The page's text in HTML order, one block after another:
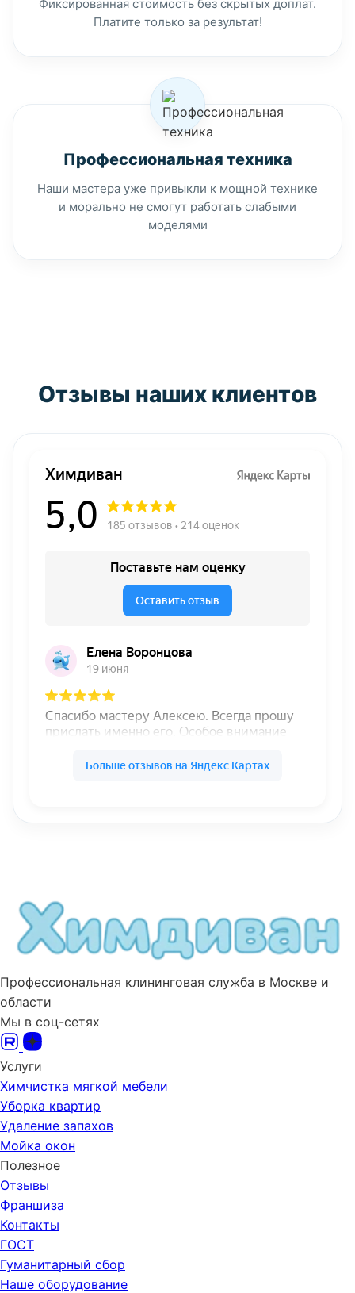
Фиксированная стоимость без скрытых доплат.
Платите только за результат!
Профессиональная техника
Наши мастера уже привыкли к мощной технике
и морально не смогут работать слабыми
моделями
Отзывы наших клиентов
Профессиональная клининговая служба в Москве и
области
Мы в соц-сетях
Услуги
Химчистка мягкой мебели
Уборка квартир
Удаление запахов
Мойка окон
Полезное
Отзывы
Франшиза
Контакты
ГОСТ
Гуманитарный сбор
Наше оборудование